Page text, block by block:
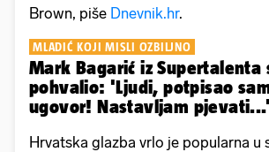
Brown, piše Dnevnik.hr.
MLADIĆ KOJI MISLI OZBILJNO
Mark Bagarić iz Supertalenta
pohvalio: 'Ljudi, potpisao
ugovor! Nastavljam pjevati...'
Hrvatska glazba vrlo je popularna u